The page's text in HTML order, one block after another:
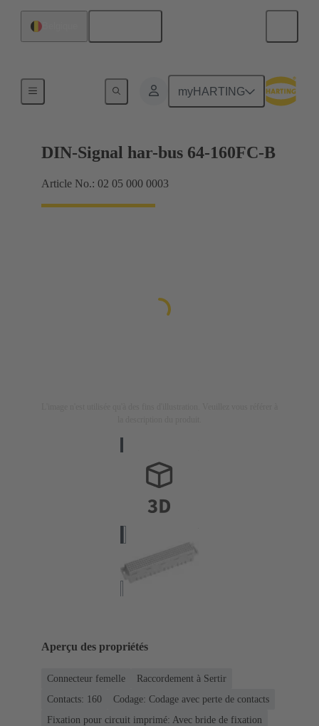
myHARTING
DIN-Signal har-bus 64-160FC-B
Article No.: 02 05 000 0003
Aperçu des propriétés
Connecteur femelle
Raccordement à Sertir
Contacts: 160
Codage: Codage avec perte de contacts
Fixation pour circuit imprimé: Avec bride de fixation